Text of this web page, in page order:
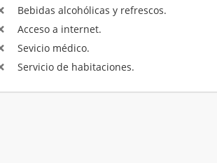
Bebidas alcohólicas y refrescos.
Acceso a internet.
Sevicio médico.
Servicio de habitaciones.